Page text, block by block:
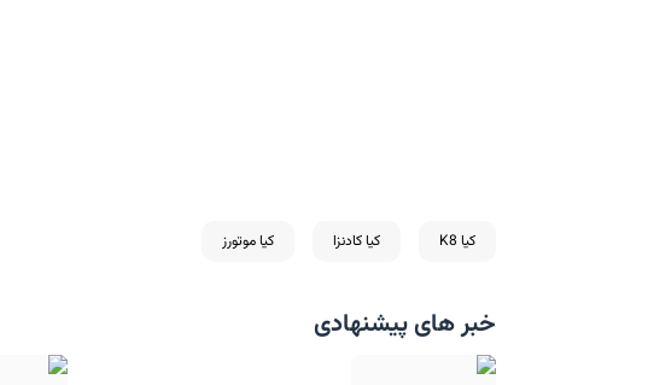
کیا K8 کیا کادنزا کیا موتورز
خبر های پیشنهادی